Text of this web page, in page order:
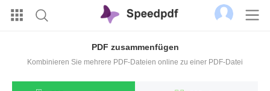
PDF zusammenfügen
Kombinieren Sie mehrere PDF-Dateien online zu einer PDF-Datei